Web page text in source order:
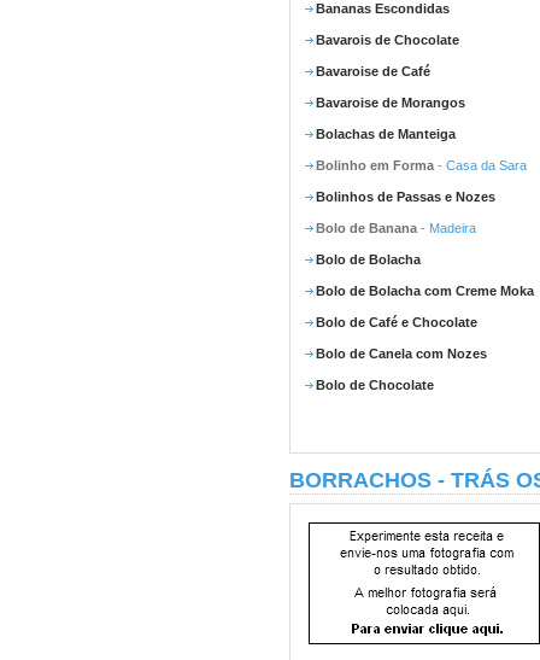
Bananas Escondidas
Bavarois de Chocolate
Bavaroise de Café
Bavaroise de Morangos
Bolachas de Manteiga
Bolinho em Forma - Casa da Sara
Bolinhos de Passas e Nozes
Bolo de Banana - Madeira
Bolo de Bolacha
Bolo de Bolacha com Creme Moka
Bolo de Café e Chocolate
Bolo de Canela com Nozes
Bolo de Chocolate
BORRACHOS - TRÁS